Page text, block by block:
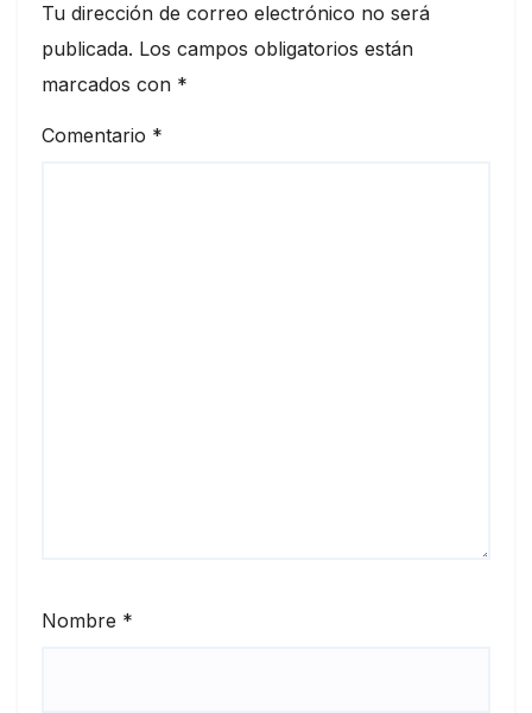
Tu dirección de correo electrónico no será
publicada. Los campos obligatorios están
marcados con *
Comentario *
Nombre *